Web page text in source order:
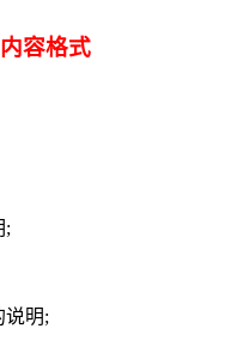
容格式
;
明;